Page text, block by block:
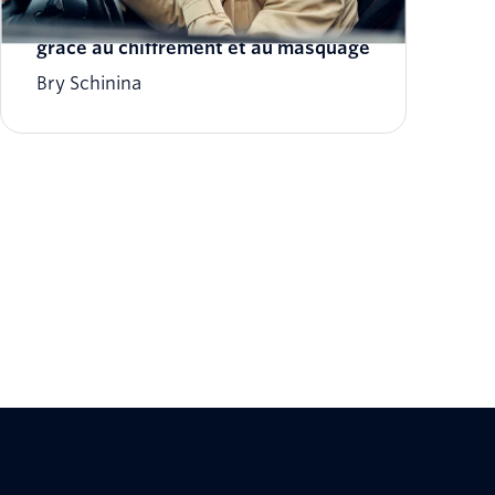
Protéger vos données Twilio Voice
grâce au chiffrement et au masquage
Bry Schinina